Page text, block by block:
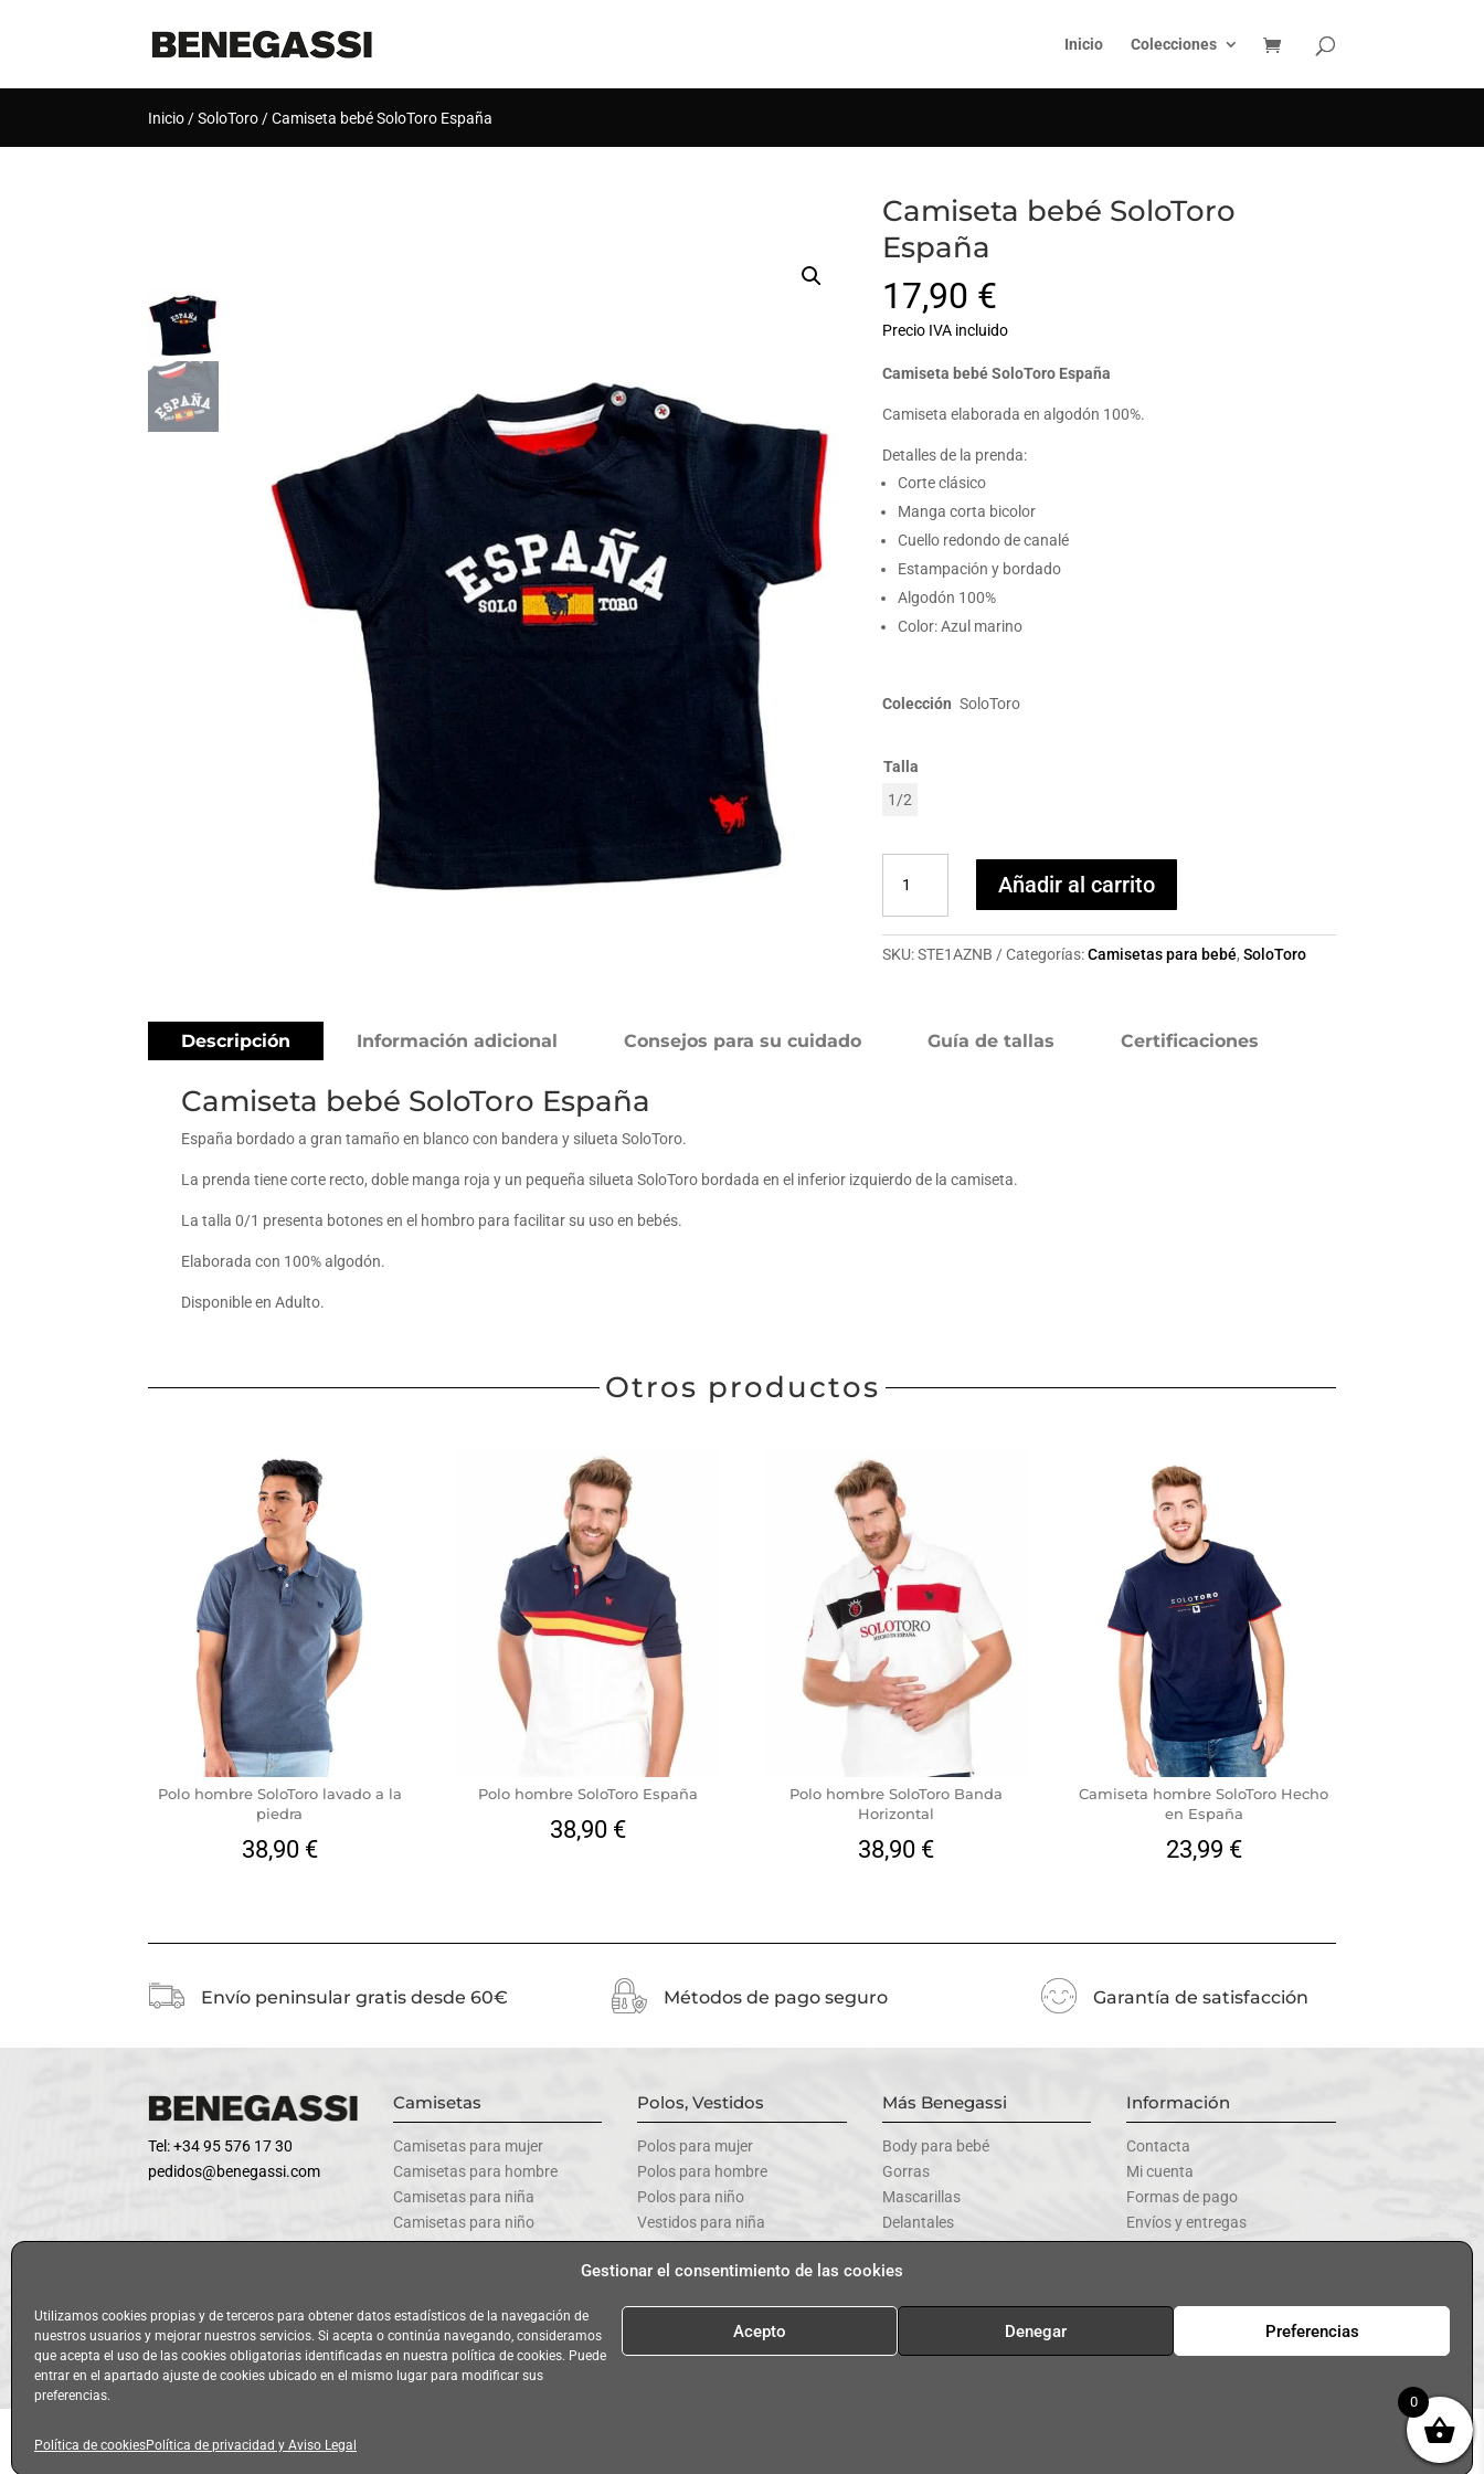
Gestionar el consentimiento de las cookies
Utilizamos cookies propias y de terceros para obtener datos estadísticos de la navegación de
nuestros usuarios y mejorar nuestros servicios. Si acepta o continúa navegando, consideramos
que acepta el uso de las cookies obligatorias identificadas en nuestra política de cookies. Puede
entrar en el apartado ajuste de cookies ubicado en el mismo lugar para modificar sus
preferencias.
Acepto Denegar Preferencias
Política de cookiesPolítica de privacidad y Aviso Legal
Inicio Colecciones
Inicio /SoloToro / Camiseta bebé SoloToro España
Camiseta bebé SoloToro
España
17,90 €
Precio IVA incluido
Camiseta bebé SoloToro España
Camiseta elaborada en algodón 100%.
Detalles de la prenda:
Corte clásico
Manga corta bicolor
Cuello redondo de canalé
Estampación y bordado
Algodón 100%
Color: Azul marino
Colección SoloToro
Talla
1/2
bebé
SoloToro
España
Añadir al carrito
SKU:STE1AZNB Categorías:Camisetas para bebé, SoloToro
Descripción Información adicional Consejos para su cuidado Guía de tallas Certificaciones
Camiseta bebé SoloToro España
España bordado a gran tamaño en blanco con bandera y silueta SoloToro.
La prenda tiene corte recto, doble manga roja y un pequeña silueta SoloToro bordada en el inferior izquierdo de la camiseta.
La talla 0/1 presenta botones en el hombro para facilitar su uso en bebés.
Elaborada con 100% algodón.
Disponible en Adulto.
Otros productos
Polo hombre SoloToro lavado a la
piedra
38,90 €
Polo hombre SoloToro España
38,90 €
Polo hombre SoloToro Banda
Horizontal
38,90 €
Camiseta hombre SoloToro Hecho
en España
23,99 €
Envío peninsular gratis desde 60€ Métodos de pago seguro Garantía de satisfacción
Tel: +34 95 576 17 30
pedidos@benegassi.com
Camisetas
Camisetas para mujer
Camisetas para hombre
Camisetas para niña
Camisetas para niño
Camisetas para bebé
Polos, Vestidos
Polos para mujer
Polos para hombre
Polos para niño
Vestidos para niña
Vestidos para bebé
Más Benegassi
Body para bebé
Gorras
Mascarillas
Delantales
Todos los productos
Información
Contacta
Mi cuenta
Formas de pago
Envíos y entregas
Cambios y devoluciones
Política de privacidad y Aviso Legal|Condiciones generales de Venta|Política de Cookies|Bases legales de los sorteos|Blog | Ayudas
© Benegassi® 2026. Todos los derechos reservados.
0